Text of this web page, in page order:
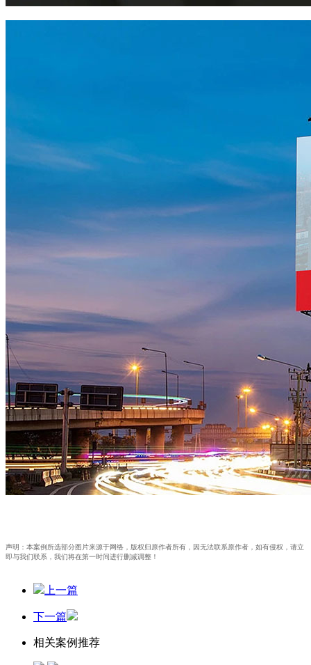
声明：本案例所选部分图片来源于网络，版权归原作者所有，因无法联系原作者，如有侵权，请立
即与我们联系，我们将在第一时间进行删减调整！
上一篇
下一篇
相关案例推荐